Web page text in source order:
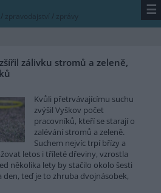
/ zpravodajství / zprávy ☰
zálivku stromů a zeleně,
Kvůli přetrvávajícímu suchu
zvýšil Vyškov počet
pracovníků, kteří se starají o
zalévání stromů a zeleně.
Suchem nejvíc trpí břízy a
letos i tříleté dřeviny, vzrostla
několika lety by stačilo okolo šesti
teď je to zhruba dvojnásobek,